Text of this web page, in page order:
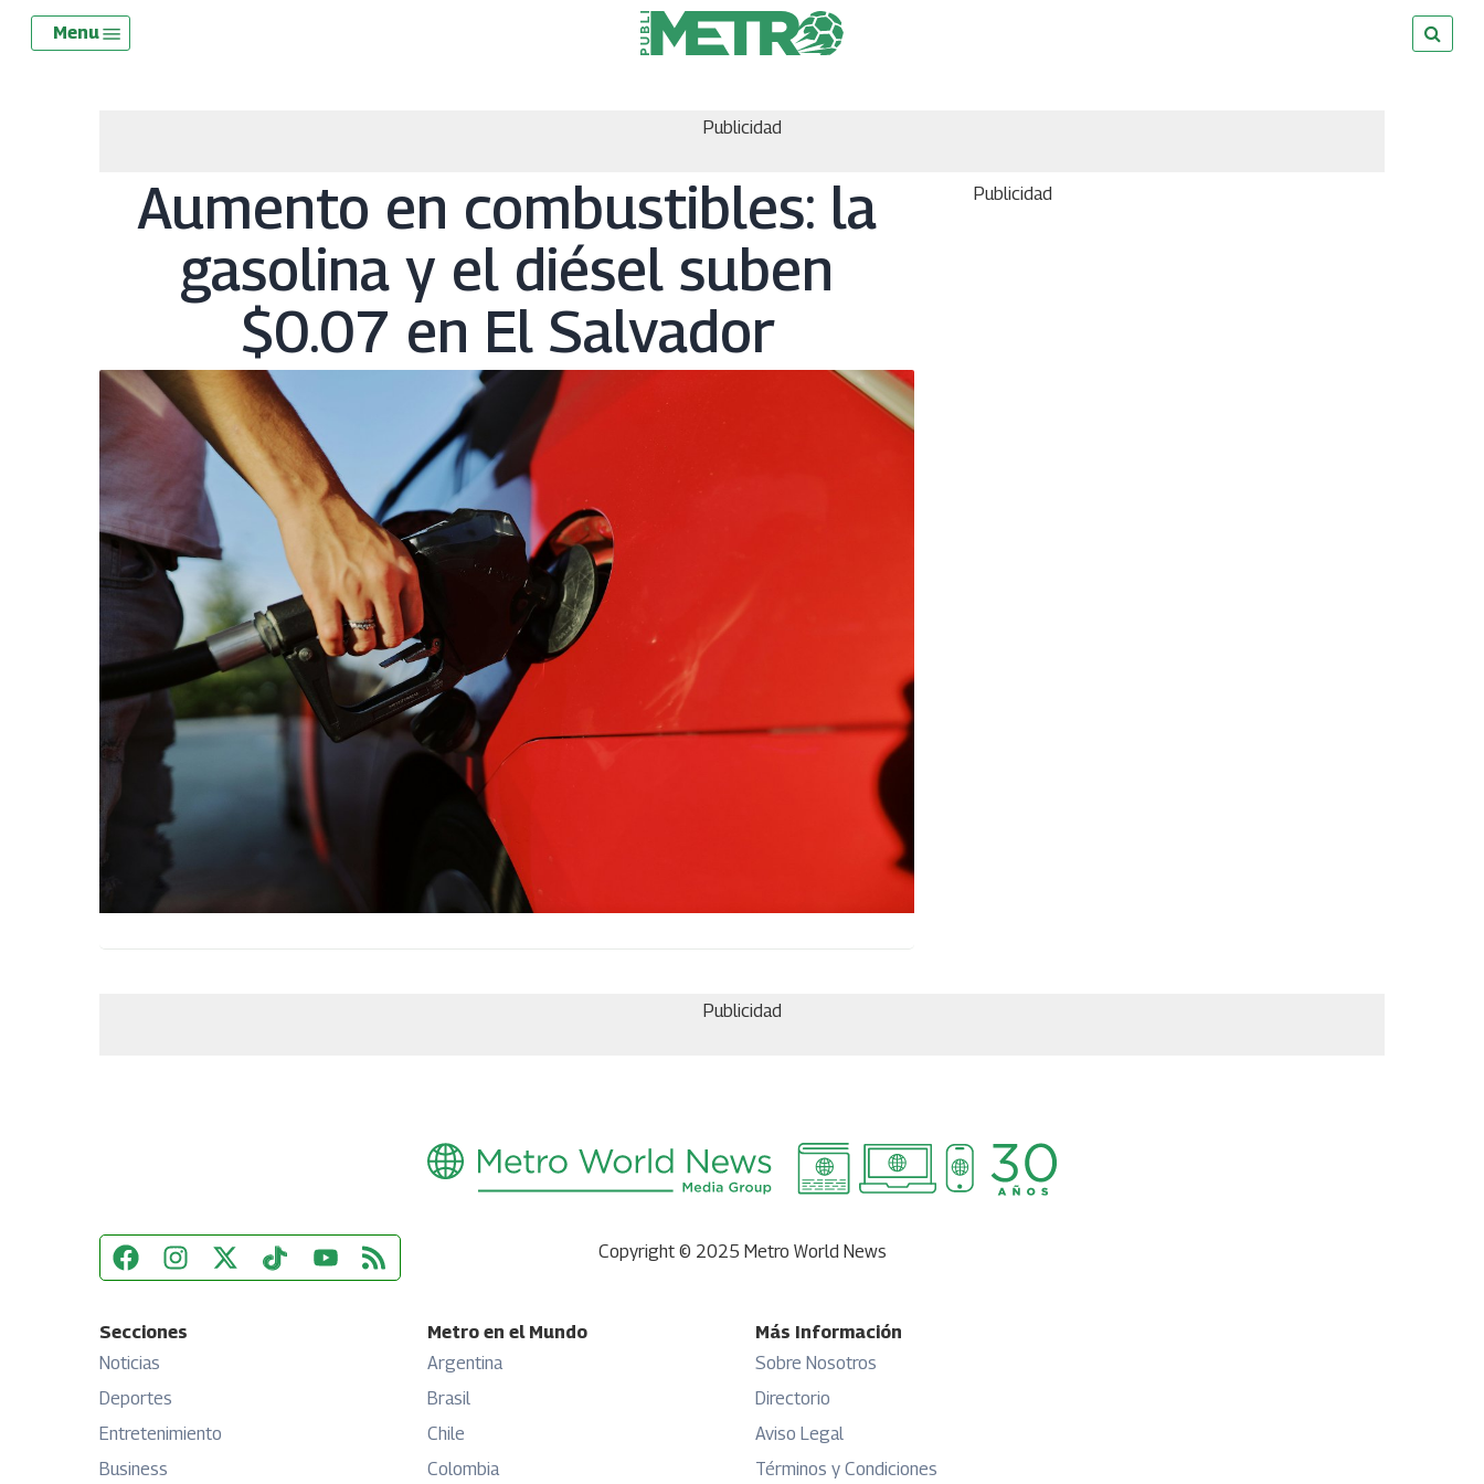
Skip
Menu
Publicidad
Aumento en combustibles: la
gasolina y el diésel suben
$0.07 en El Salvador
Publicidad
Publicidad
Copyright © 2025 Metro World News
Secciones
Noticias
Deportes
Entretenimiento
Business
Metro en el Mundo
Argentina
Brasil
Chile
Colombia
Más Información
Sobre Nosotros
Directorio
Aviso Legal
Términos y Condiciones
Menu